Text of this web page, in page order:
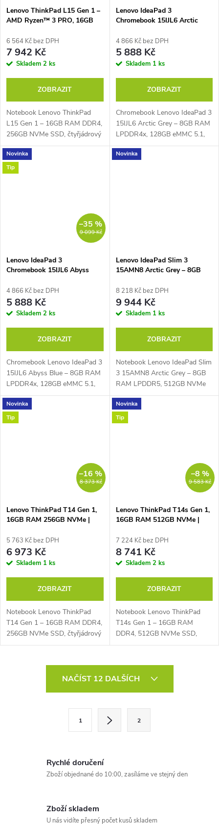
Lenovo ThinkPad L15 Gen 1 –
AMD Ryzen™ 3 PRO, 16GB
6 564 Kč bez DPH
7 942 Kč
Skladem 2 ks
ZOBRAZIT
Notebook Lenovo ThinkPad
L15 Gen 1 – 16GB RAM DDR4,
256GB NVMe SSD, čtyřjádrový
AMD Ryzen™ 3 PRO 4450U
2,5 GHz až 3,7 GHz, PassMark
– 9335, 15,6" Full HD IPS
Lenovo IdeaPad 3
Chromebook 15IJL6 Arctic
4 866 Kč bez DPH
5 888 Kč
Skladem 1 ks
ZOBRAZIT
Chromebook Lenovo IdeaPad 3
15IJL6 Arctic Grey – 8GB RAM
LPDDR4x, 128GB eMMC 5.1,
dvoujádrový Intel® Celeron®
N4500 1,1 GHz až 2,8 GHz,
Novinka
Tip
9 099 Kč
–35 %
Lenovo IdeaPad 3
Chromebook 15IJL6 Abyss
4 866 Kč bez DPH
5 888 Kč
Skladem 2 ks
ZOBRAZIT
Chromebook Lenovo IdeaPad 3
15IJL6 Abyss Blue – 8GB RAM
LPDDR4x, 128GB eMMC 5.1,
dvoujádrový Intel® Celeron®
N4500 1,1 GHz až 2,8 GHz,
PassMark – 1775, 15,6" Full
Novinka
Lenovo IdeaPad Slim 3
15AMN8 Arctic Grey – 8GB
8 218 Kč bez DPH
9 944 Kč
Skladem 1 ks
ZOBRAZIT
Notebook Lenovo IdeaPad Slim
3 15AMN8 Arctic Grey – 8GB
RAM LPDDR5, 512GB NVMe
SSD, čtyřjádrový AMD Ryzen™
5 7520U 2,8 GHz až 4,3 GHz,
PassMark – 8946, 15,6" Full
Novinka
Tip
8 373 Kč
–16 %
Lenovo ThinkPad T14 Gen 1,
16GB RAM 256GB NVMe |
5 763 Kč bez DPH
6 973 Kč
Skladem 1 ks
ZOBRAZIT
Notebook Lenovo ThinkPad
T14 Gen 1 – 16GB RAM DDR4,
256GB NVMe SSD, čtyřjádrový
Intel® Core™ i5-10210U 1,6
6055, 14" Full HD IPS displej
Novinka
Tip
9 583 Kč
–8 %
Lenovo ThinkPad T14s Gen 1,
16GB RAM 512GB NVMe |
7 224 Kč bez DPH
8 741 Kč
Skladem 2 ks
ZOBRAZIT
Notebook Lenovo ThinkPad
T14s Gen 1 – 16GB RAM
DDR4, 512GB NVMe SSD,
čtyřjádrový Intel® Core™ i5-
GHz), PassMark – 5914, 14"
Full HD IPS (1920 × 1080...
NAČÍST 12 DALŠÍCH
1 2
Rychlé doručení
Zboží objednané do 10:00, zasíláme ve stejný den
Zboží skladem
U nás vidíte přesný počet kusů skladem